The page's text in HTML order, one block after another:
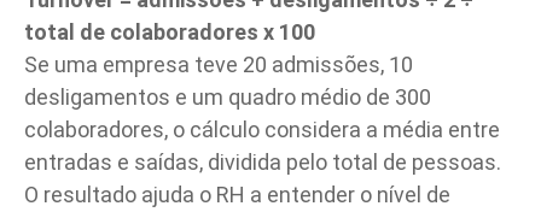
total de colaboradores x 100
Se uma empresa teve 20 admissões, 10
desligamentos e um quadro médio de 300
colaboradores, o cálculo considera a média entre
entradas e saídas, dividida pelo total de pessoas.
O resultado ajuda o RH a entender o nível de